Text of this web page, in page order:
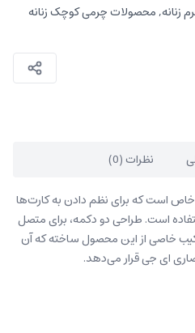
زنانه,محصولات چرمی کوچک زنانه
نظرات (0)
است که برای نظم دادن به کارت‌ها
است. طراحی دو دکمه، برای متصل
خاصی از این محصول ساخته که آن
ای جی قرار می‌دهد.